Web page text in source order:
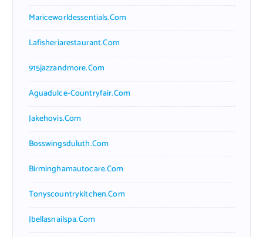
Mariceworldessentials.com
Lafisheriarestaurant.com
915jazzandmore.com
Aguadulce-Countryfair.com
Jakehovis.com
Bosswingsduluth.com
Birminghamautocare.com
Tonyscountrykitchen.com
Jbellasnailspa.com